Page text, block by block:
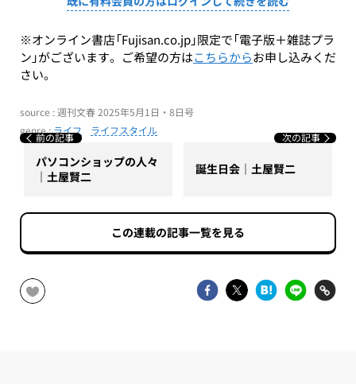
※オンライン書店「Fujisan.co.jp」限定で「電子版＋雑誌プラ
ン」がございます。ご希望の方はこちらからお申し込みくだ
さい。
source : 週刊文春 2025年5月1日・8日号
genre :ライフ ライフスタイル
前の記事
パソコンショップの人々
｜土屋賢二
次の記事
誕生日会｜土屋賢二
この連載の記事一覧を見る